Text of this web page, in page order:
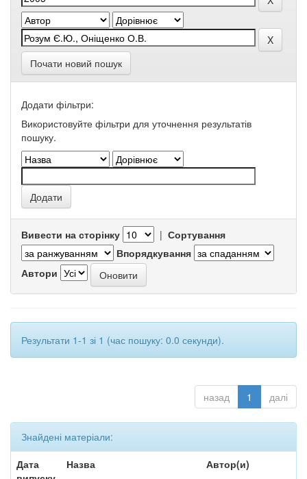
Почати новий пошук
Додати фільтри:
Використовуйте фільтри для уточнення результатів
пошуку.
Вивести на сторінку | Сортування
Впорядкування
Автори
Результати 1-1 зі 1 (час пошуку: 0.0 секунди).
назад 1 далі
Знайдені матеріали:
Дата
Назва Автор(и)